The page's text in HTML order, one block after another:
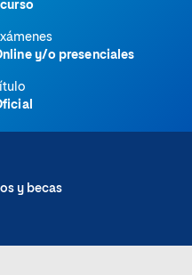
curso
y/o presenciales
Título
y becas